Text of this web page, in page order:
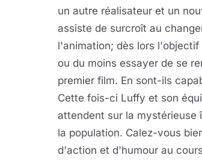
un autre réalisateur et un
assiste de surcroît au
l'animation; dès lors
ou du moins essayer de se
premier film. En sont-ils
Cette fois-ci Luffy et son
attendent sur la mystérieuse
la population. Calez-vous
d'action et d'humour au